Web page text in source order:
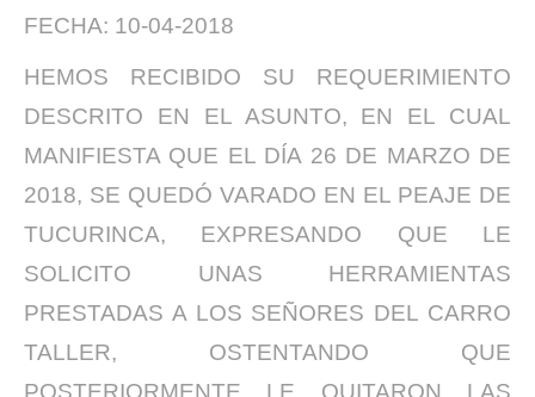
FECHA: 10-04-2018
HEMOS RECIBIDO SU REQUERIMIENTO
DESCRITO EN EL ASUNTO, EN EL CUAL
MANIFIESTA QUE EL DÍA 26 DE MARZO DE
2018, SE QUEDÓ VARADO EN EL PEAJE DE
TUCURINCA, EXPRESANDO QUE LE
SOLICITO UNAS HERRAMIENTAS
PRESTADAS A LOS SEÑORES DEL CARRO
TALLER, OSTENTANDO QUE
POSTERIORMENTE LE QUITARON LAS